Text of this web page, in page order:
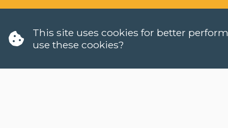
LANGUAGES
CONTACT
This site uses cookies for better
use these cookies?